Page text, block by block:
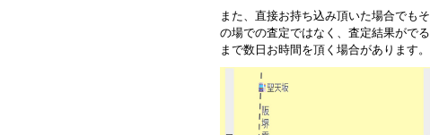
また、直接お持ち込み頂いた場合でもそ
の場での査定ではなく、査定結果がでる
まで数日お時間を頂く場合があります。